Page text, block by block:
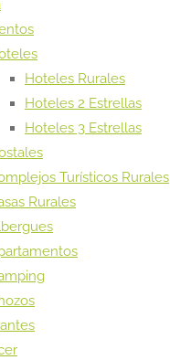
Hoteles Rurales
Hoteles 2 Estrellas
Hoteles 3 Estrellas
Turísticos Rurales
Rurales